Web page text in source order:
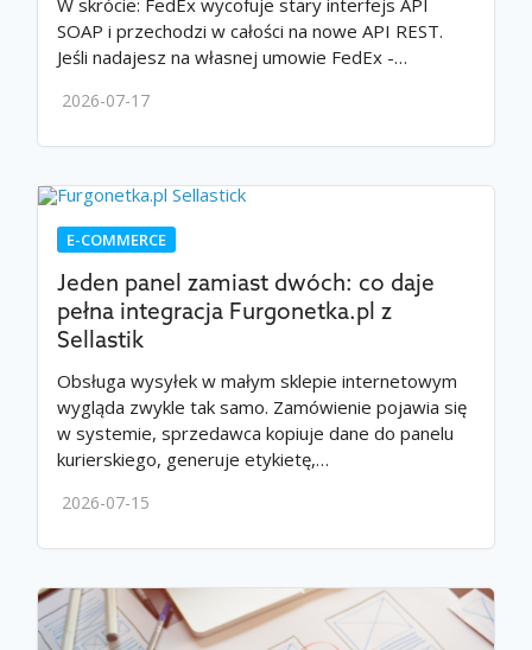
W skrócie: FedEx wycofuje stary interfejs API
SOAP i przechodzi w całości na nowe API REST.
Jeśli nadajesz na własnej umowie FedEx -…
2026-07-17
E-COMMERCE
Jeden panel zamiast dwóch: co daje
pełna integracja Furgonetka.pl z
Sellastik
Obsługa wysyłek w małym sklepie internetowym
wygląda zwykle tak samo. Zamówienie pojawia się
w systemie, sprzedawca kopiuje dane do panelu
kurierskiego, generuje etykietę,…
2026-07-15